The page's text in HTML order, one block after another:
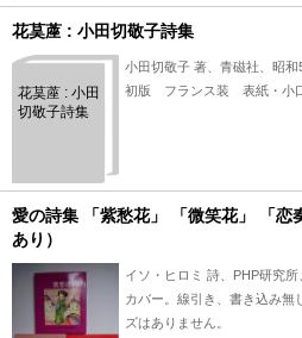
花茣蓙 : 小田切敬子詩集
花茣蓙 : 小田
切敬子詩集
小田切敬子 著、青磁社、昭
初版 フランス装 表紙・小
愛の詩集 「紫愁花」 「微笑花」 「
あり）
イソ・ヒロミ 詩、PHP研究
カバー。線引き、書き込み無
ズはありません。